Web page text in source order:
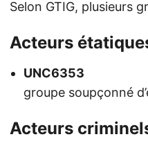
Selon GTIG, plusieurs
Acteurs
UNC6353
groupe soupçonné
Acteurs